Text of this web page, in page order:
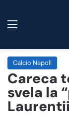
Calcio Napoli
Careca
svela la